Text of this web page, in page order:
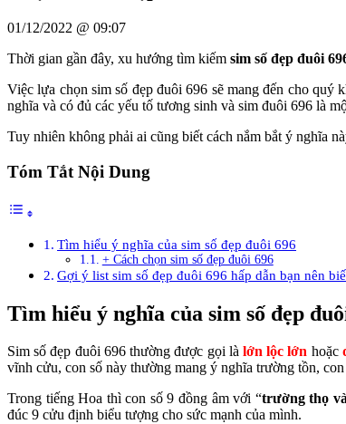
01/12/2022 @ 09:07
Thời gian gần đây, xu hướng tìm kiếm sim số đẹp đuôi
Việc lựa chọn sim số đẹp đuôi 696 sẽ mang đến cho quý
nghĩa và có đủ các yếu tố tương sinh và sim đuôi 696 là
Tuy nhiên không phải ai cũng biết cách nắm bắt ý nghĩa
Tóm Tắt Nội Dung
Tìm hiểu ý nghĩa của sim số đẹp đuôi 696
+ Cách chọn sim số đẹp đuôi 696
Gợi ý list sim số đẹp đuôi 696 hấp dẫn bạn nên
Tìm hiểu ý nghĩa của sim số đẹp
Sim số đẹp đuôi 696 thường được gọi là lớn lộc lớn hoặc
vĩnh cửu, con số này thường mang ý nghĩa trường tồn,
Trong tiếng Hoa thì con số 9 đồng âm với “trường thọ
đúc 9 cửu định biểu tượng cho sức mạnh của mình.